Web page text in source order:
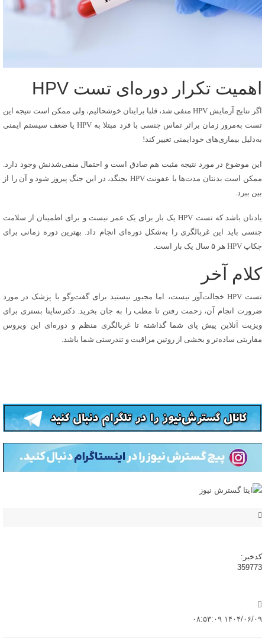
اهمیت تکرار دوره‌ای تست HPV
اگر نتایج آزمایش HPV منفی شد، قلبا برایتان خوشحالیم، ولی ممکن است نتیجه این
تست به‌مرور زمان براثر تماس جنسی با فرد مبتلا به HPV یا ضعف سیستم ایمنی
به‌دلیل بیماری‌های خودایمنی تغییر کند!
این موضوع در مورد نتیجه مثبت هم صادق است و احتمال منفی‌شدنش وجود دارد.
ممکن است بدنتان مدت‌ها با عفونت HPV بجنگد، در این جنگ پیروز شود و آن را از
بین ببرد.
یادتان باشد که تست HPV یک بار برای یک عمر نیست و برای اطمینان از سلامت
جنسی باید این غربالگری را به‌شکل دوره‌ای انجام داد. بهترین دوره زمانی برای
چکاپ HPV هر ۵ سال یک بار است.
کلام آخر
تست HPV خجالت‌آور نیست، اما مجبور نیستید برای گفت‌و‌گو با پزشک در مورد
ضرورت انجام آن، زحمت رفتن تا مطب را به جان بخرید. دکترساینا بستری برای
ویزیت آنلاین پیش پای شما گذاشته تا غربالگری منظم و دوره‌ای این ویروس
مقاربتی ساده‌تر و بخشی از روتین مراقبت و تندرستی شما باشد.
کدخبر:
359773
۱۴۰۴/۰۶/۰۹ ۰۸:۵۳:۰۹